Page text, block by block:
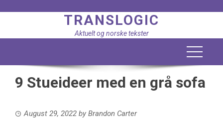
TRANSLOGIC
Aktuelt og norske tekster
9 Stueideer med en grå sofa
August 29, 2022 by Brandon Carter